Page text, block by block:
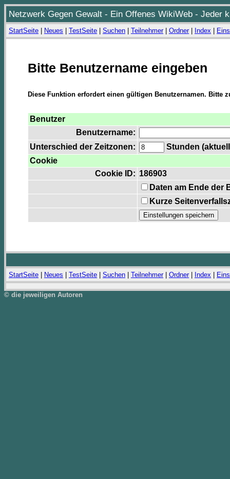
Netzwerk Gegen Gewalt - Ein Offenes WikiWeb - Jeder
StartSeite Neues TestSeite Suchen Teilnehmer| Ordner| Index
Bitte Benutzername eingeben
Diese Funktion erfordert einen gültigen Benutzernamen. Bitte
Benutzer
Benutzername:
Unterschied der Zeitzonen:
Stunden
Cookie
Cookie ID: 186903
Daten am Ende der
Kurze
StartSeite Neues TestSeite Suchen Teilnehmer| Ordner| Index
© die jeweiligen Autoren